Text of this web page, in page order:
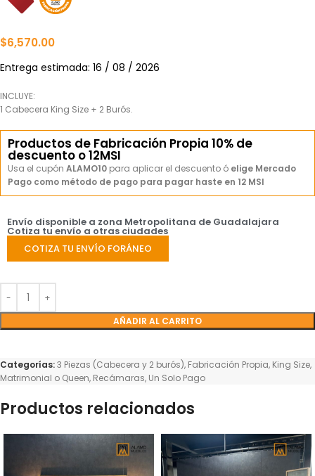
$6,570.00
Entrega estimada: 16 / 08 / 2026
INCLUYE:
1 Cabecera King Size + 2 Burós.
Productos de Fabricación Propia 10% de
descuento o 12MSI
Usa el cupón ALAMO10 para aplicar el descuento ó elige Mercado
Pago como método de pago para pagar haste en 12 MSI
Envío disponible a zona Metropolitana de Guadalajara
Cotiza tu envío a otras ciudades
COTIZA TU ENVÍO FORÁNEO
AÑADIR AL CARRITO
Categorías:3 Piezas (Cabecera y 2 burós), Fabricación Propia, King Size,
Matrimonial o Queen, Recámaras, Un Solo Pago
Productos relacionados